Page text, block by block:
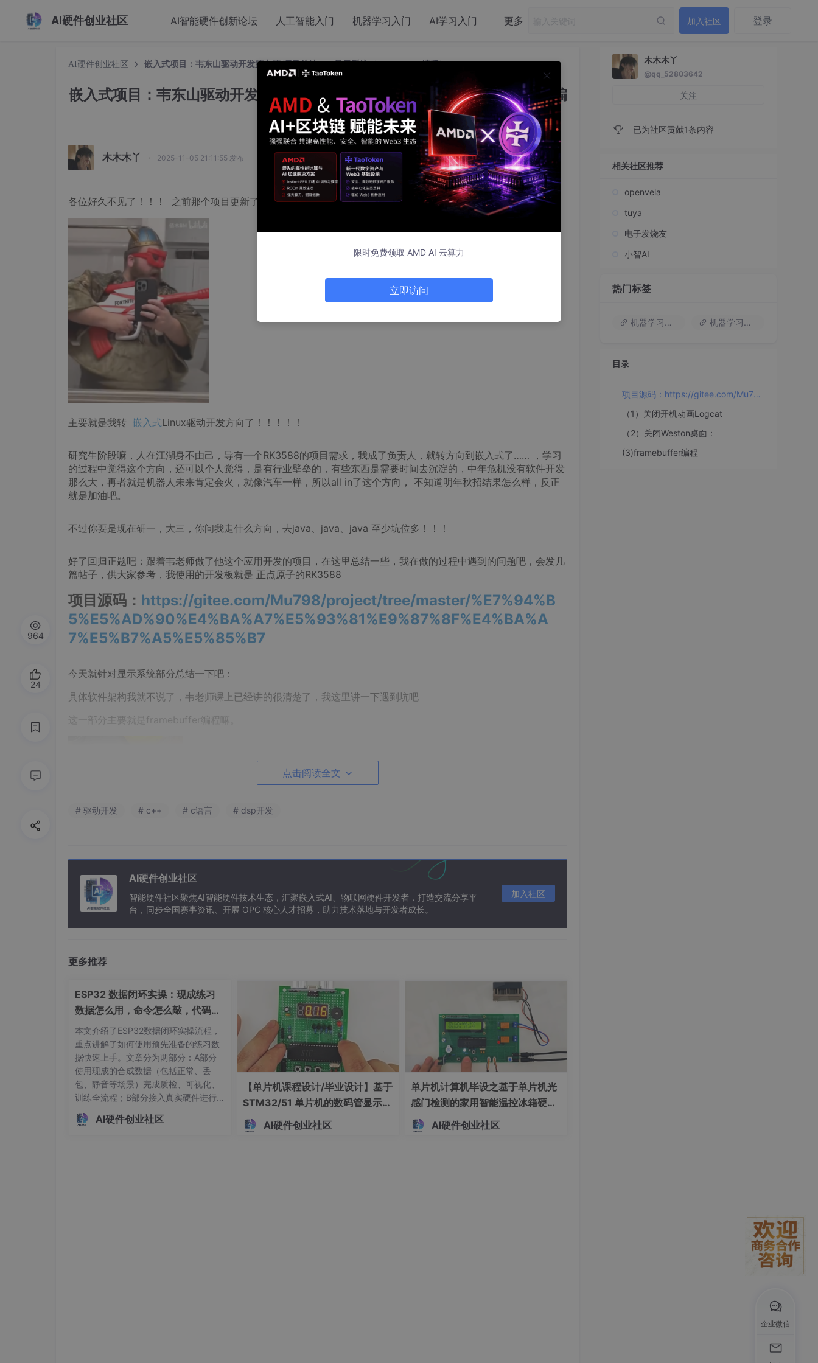
AI硬件创业社区 AI智能硬件创新论坛 人工智能入门 机器学习入门 AI学习入门 更多 加入社区 登录
AI硬件创业社区 嵌入式项目：韦东山驱动开发第六篇 项目总结——显示系统（framebuffer编程）
嵌入式项目：韦东山驱动开发第六篇 项目总结——显示系统（framebuffer编
程）
木木木丫 · 2025-11-05 21:11:55 发布
各位好久不见了！！！ 之前那个项目更新了三篇帖子就断更了…… 实在是抱歉
主要就是我转 嵌入式Linux驱动开发方向了！！！！！
研究生阶段嘛，人在江湖身不由己，导有一个RK3588的项目需求，我成了负责人，就转方向到嵌入式了…… ，学习
的过程中觉得这个方向，还可以个人觉得，是有行业壁垒的，有些东西是需要时间去沉淀的，中年危机没有软件开发
那么大，再者就是机器人未来肯定会火，就像汽车一样，所以all in了这个方向， 不知道明年秋招结果怎么样，反正
就是加油吧。
不过你要是现在研一，大三，你问我走什么方向，去java、java、java 至少坑位多！！！
好了回归正题吧：跟着韦老师做了他这个应用开发的项目，在这里总结一些，我在做的过程中遇到的问题吧，会发几
篇帖子，供大家参考，我使用的开发板就是 正点原子的RK3588
项目源码： https://gitee.com/Mu798/project/tree/master/%E7%94%B
5%E5%AD%90%E4%BA%A7%E5%93%81%E9%87%8F%E4%BA%A
7%E5%B7%A5%E5%85%B7
今天就针对显示系统部分总结一下吧：
具体软件架构我就不说了，韦老师课上已经讲的很清楚了，我这里讲一下遇到坑吧
这一部分主要就是framebuffer编程嘛。
对应用的mipi屏幕就是买开发板对应送的这个
直接修改设备树里面的文件就行 （做到第六期的贴贴 五期的驱动应该是学完了哈 基本的设备树编译 烧写 应该是
没啥坑点的 照着做就行）
点击阅读全文
# 驱动开发 # c++ # c语言 # dsp开发
AI硬件创业社区
智能硬件社区聚焦AI智能硬件技术生态，汇聚嵌入式AI、物联网硬件开发者，打造交流分享平
台，同步全国赛事资讯、开展 OPC 核心人才招募，助力技术落地与开发者成长。
加入社区
更多推荐
ESP32 数据闭环实操：现成练习
数据怎么用，命令怎么敲，代码写
了啥
本文介绍了ESP32数据闭环实操流程，
重点讲解了如何使用预先准备的练习数
据快速上手。文章分为两部分：A部分
使用现成的合成数据（包括正常、丢
包、静音等场景）完成质检、可视化、
训练全流程；B部分接入真实硬件进行
数据采集和实时控制。详细说明了操作
步骤、依赖环境、文件结构和代码功
AI硬件创业社区
【单片机课程设计/毕业设计】基于
STM32/51 单片机的数码管显示距
离报警硬件系统设计 基于 51/STM
32 单片机的车载简易超声测距报
AI硬件创业社区
单片机计算机毕设之基于单片机光
感门检测的家用智能温控冰箱硬件
系统设计 基于单片机的双路温度实
时显示与自动制冷调控装置开发
AI硬件创业社区
964
24
木木木丫
@qq_52803642
关注
已为社区贡献1条内容
相关社区推荐
openvela
tuya
电子发烧友
小智AI
热门标签
机器学习入门 机器学习基础知识
目录
项目源码：https://gitee.com/Mu798/project/tree/master/%E7%94%B5%E5%AD%90%E4%BA%A7%E5%93%81%E9%87%8F%E4%BA%A7%E5%B7%A5%E5%85%B7
（1）关闭开机动画Logcat
（2）关闭Weston桌面：
(3)framebuffer编程
企业微信
限时免费领取 AMD AI 云算力
立即访问